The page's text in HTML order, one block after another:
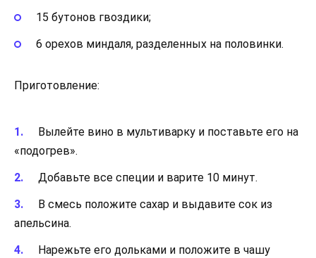
15 бутонов гвоздики;
6 орехов миндаля, разделенных на половинки.
Приготовление:
Вылейте вино в мультиварку и поставьте его на
«подогрев».
Добавьте все специи и варите 10 минут.
В смесь положите сахар и выдавите сок из
апельсина.
Нарежьте его дольками и положите в чашу